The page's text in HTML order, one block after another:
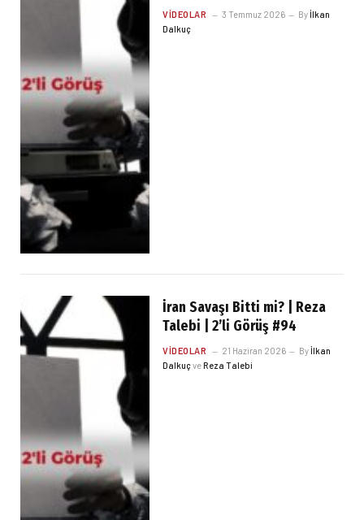
VIDEOLAR 3 Temmuz 2026 By İlkan
Dalkuç
İran Savaşı Bitti mi? | Reza
Talebi | 2’li Görüş #94
VIDEOLAR 21 Haziran 2026 Byİlkan
DalkuçveReza Talebi